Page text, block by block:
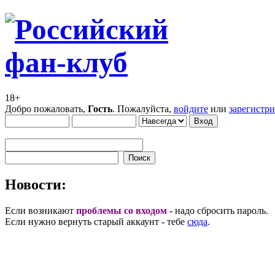
18+
Добро пожаловать, Гость. Пожалуйста, войдите или
Новости:
Если возникают проблемы со входом - надо сбросить пароль.
Если нужно вернуть старый аккаунт - тебе сюда.